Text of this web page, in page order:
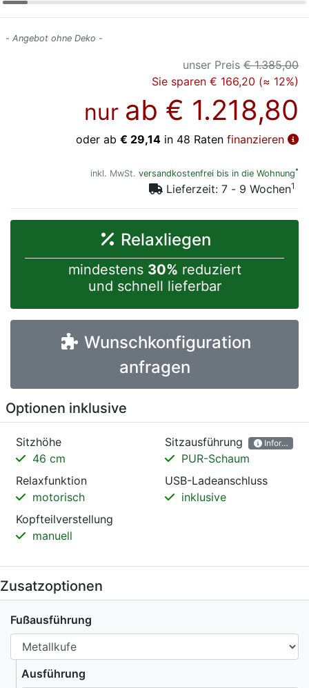
- Angebot ohne Deko -
unser Preis € 1.385,00
Sie sparen € 166,20 (≈ 12%)
nur ab € 1.218,80
oder ab € 29,14 in 48 Raten finanzieren
inkl. MwSt. versandkostenfrei bis in die Wohnung*
Lieferzeit: 7 - 9 Wochen1
Relaxliegen
mindestens 30% reduziert
und schnell lieferbar
Wunschkonfiguration
anfragen
Optionen inklusive
Sitzhöhe
46 cm
Sitzausführung
PUR-Schaum
Relaxfunktion
motorisch
USB-Ladeanschluss
inklusive
Kopfteilverstellung
manuell
Zusatzoptionen
Fußausführung
Ausführung